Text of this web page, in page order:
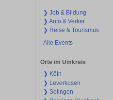
❯ Job & Bildung
❯ Auto & Verker
❯ Reise & Tourismus
Alle Events
Orte im Umkreis
❯ Köln
❯ Leverkusen
❯ Solingen